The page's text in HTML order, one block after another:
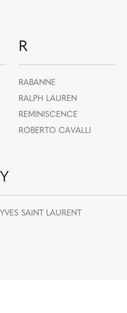
R
RABANNE
RALPH LAUREN
REMINISCENCE
ROBERTO CAVALLI
Y
YVES SAINT LAURENT